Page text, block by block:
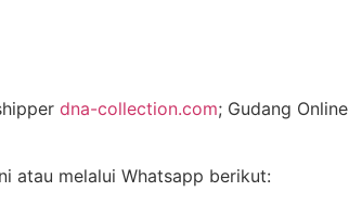
dna-collection.com; Gudang Online
atau melalui Whatsapp berikut: